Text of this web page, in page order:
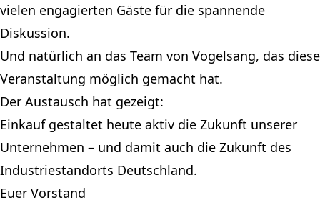
vielen engagierten Gäste für die spannende
Diskussion.
Und natürlich an das Team von Vogelsang, das diese
Veranstaltung möglich gemacht hat.
Der Austausch hat gezeigt:
Einkauf gestaltet heute aktiv die Zukunft unserer
Unternehmen – und damit auch die Zukunft des
Industriestandorts Deutschland.
Euer Vorstand